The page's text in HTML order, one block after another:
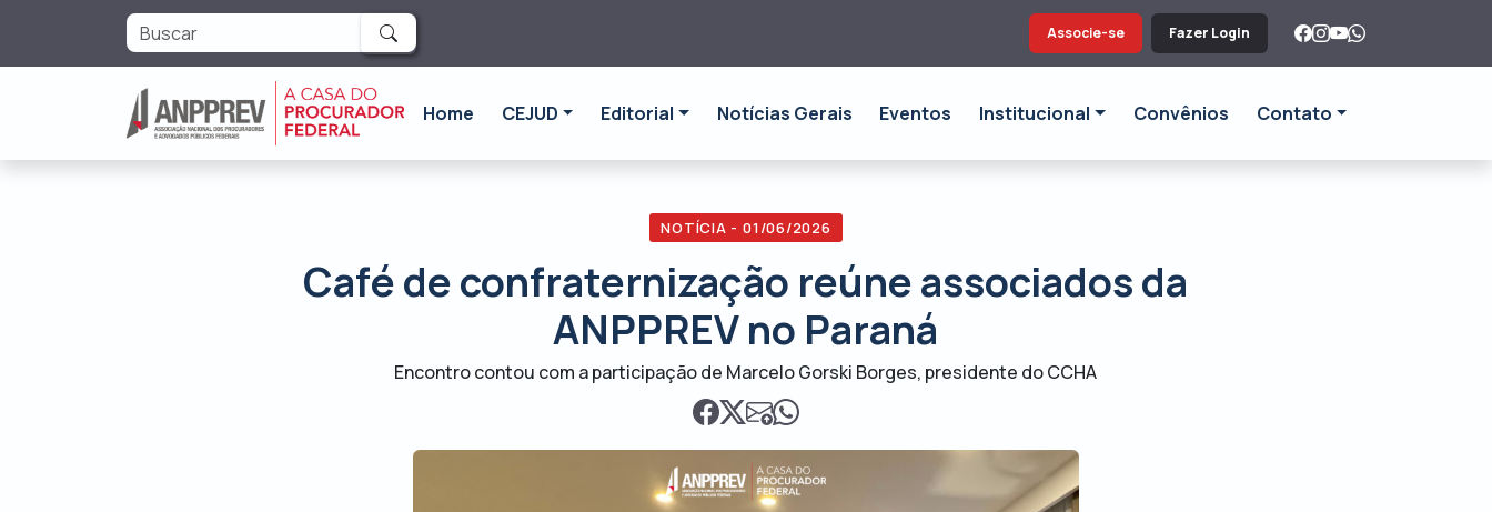
Associe-se Fazer Login
Home CEJUD Editorial Notícias Gerais Eventos Institucional Convênios Contato
NOTÍCIA - 01/06/2026
Café de confraternização reúne associados da
ANPPREV no Paraná
Encontro contou com a participação de Marcelo Gorski Borges, presidente do CCHA